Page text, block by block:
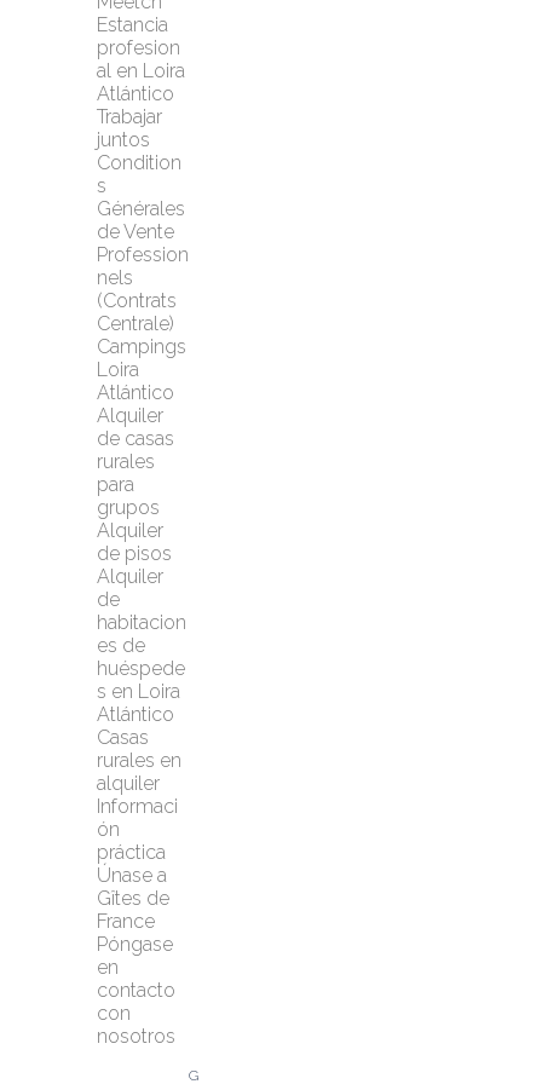
Estancia
profesion
al en Loira
Atlántico
Trabajar
juntos
Condition
s
Générales
de Vente
Profession
nels
(Contrats
Centrale)
Campings
Loira
Atlántico
Alquiler
de casas
rurales
para
grupos
Alquiler
de pisos
Alquiler
de
habitacion
es de
huéspede
s en Loira
Atlántico
Casas
rurales en
alquiler
Informaci
ón
práctica
Únase a
Gîtes de
France
Póngase
en
contacto
con
nosotros
G